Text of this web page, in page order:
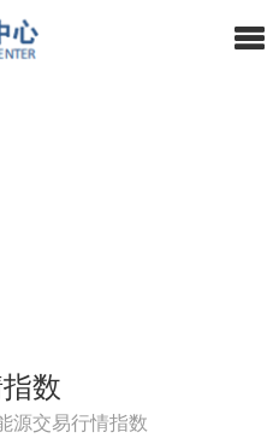
数
源交易行情指数